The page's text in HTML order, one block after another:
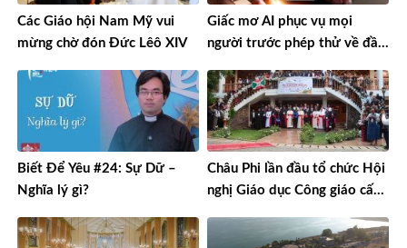
Các Giáo hội Nam Mỹ vui
mừng chờ đón Đức Lêô XIV
Giấc mơ AI phục vụ mọi
người trước phép thử về đầu
Biết Để Yêu #24: Sự Dữ –
Nghĩa lý gì?
Châu Phi lần đầu tổ chức Hội
nghị Giáo dục Công giáo cấp